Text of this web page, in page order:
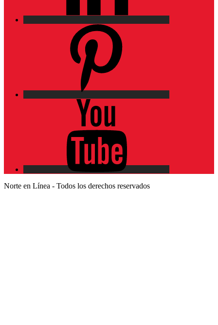
Norte en Línea - Todos los derechos reservados